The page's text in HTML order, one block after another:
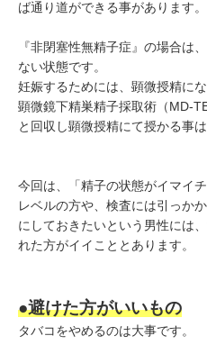
ば通り道ができる事があります。
『非閉塞性無精子症』の場合は
ない状態です。
妊娠するためには、顕微授精にな
顕微鏡下精巣精⼦採取術（MD-
と回収し顕微授精にて授かる事は
今回は、「精子の状態がイマイ
レベルの方や、検査には引っか
にしておきたいという男性には
れた方がイイこととあります。
●避けた方がいいもの
タバコをやめるのは大事です。